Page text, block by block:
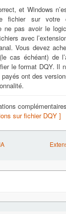
et Windows
fichier sur votre
ne pas avoir le
avec
Vous devez
cas échéant) de
le format DQY. Il
ont des
sur fichier DQY ]